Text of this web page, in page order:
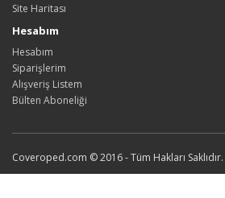
Site Haritası
Hesabım
Hesabım
Siparişlerim
Alışveriş Listem
Bülten Aboneliği
Coveroped.com © 2016 - Tüm Hakları Saklıdır.